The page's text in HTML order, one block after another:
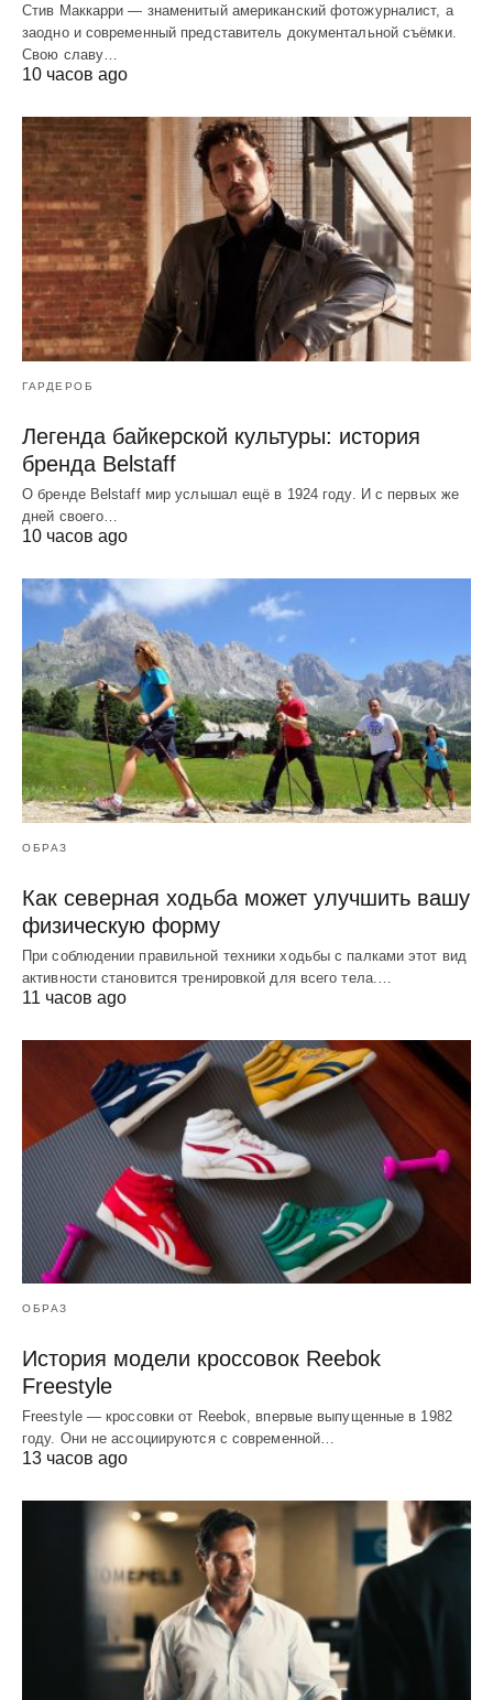
Стив Маккарри — знаменитый американский фотожурналист, а
заодно и современный представитель документальной съёмки.
Свою славу…
10 часов ago
ГАРДЕРОБ
Легенда байкерской культуры: история
бренда Belstaff
О бренде Belstaff мир услышал ещё в 1924 году. И с первых же
дней своего…
10 часов ago
ОБРАЗ
Как северная ходьба может улучшить вашу
физическую форму
При соблюдении правильной техники ходьбы с палками этот вид
активности становится тренировкой для всего тела.…
11 часов ago
ОБРАЗ
История модели кроссовок Reebok
Freestyle
Freestyle — кроссовки от Reebok, впервые выпущенные в 1982
году. Они не ассоциируются с современной…
13 часов ago